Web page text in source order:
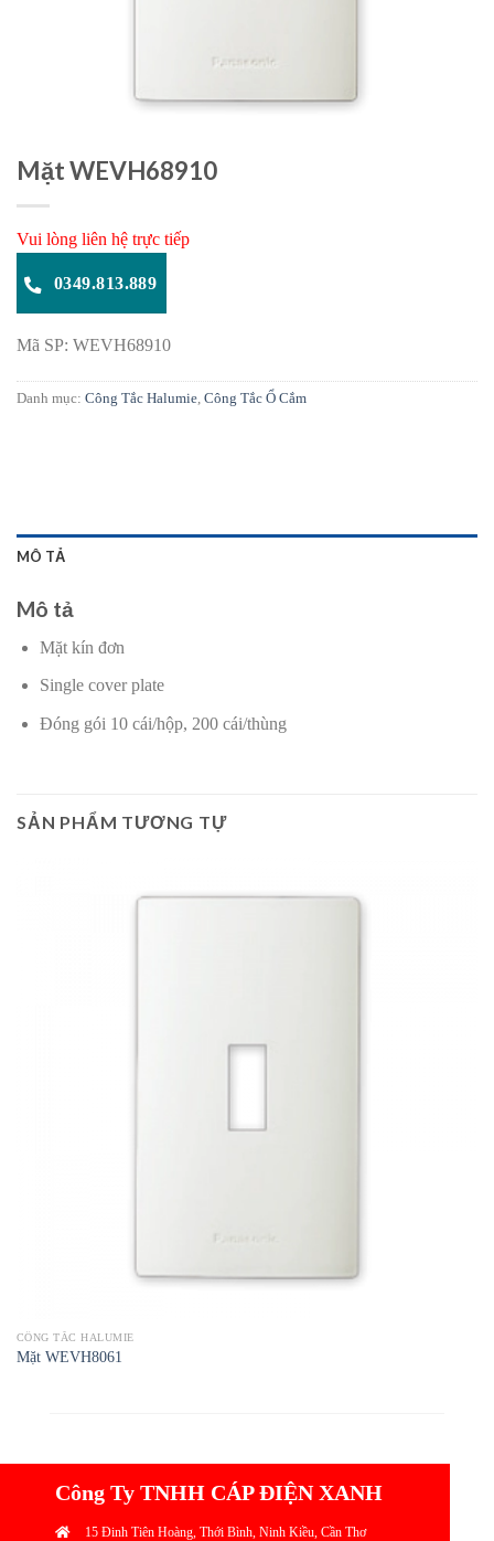
Mặt WEVH68910
Vui lòng liên hệ trực tiếp
0349.813.889
Mã SP: WEVH68910
Danh mục: Công Tắc Halumie, Công Tắc Ổ Cắm
MÔ TẢ
Mô tả
Mặt kín đơn
Single cover plate
Đóng gói 10 cái/hộp, 200 cái/thùng
SẢN PHẨM TƯƠNG TỰ
CÔNG TẮC HALUMIE
Mặt WEVH8061
Công Ty TNHH CÁP ĐIỆN XANH
15 Đinh Tiên Hoàng, Thới Bình, Ninh Kiều, Cần Thơ